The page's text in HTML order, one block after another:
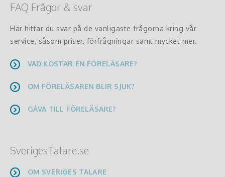
FAQ Frågor & svar
Här hittar du svar på de vanligaste frågorna kring vår
service, såsom priser, förfrågningar samt mycket mer.
VAD KOSTAR EN FÖRELÄSARE?
OM FÖRELÄSAREN BLIR SJUK?
GÅVA TILL FÖRELÄSARE?
SverigesTalare.se
OM SVERIGES TALARE